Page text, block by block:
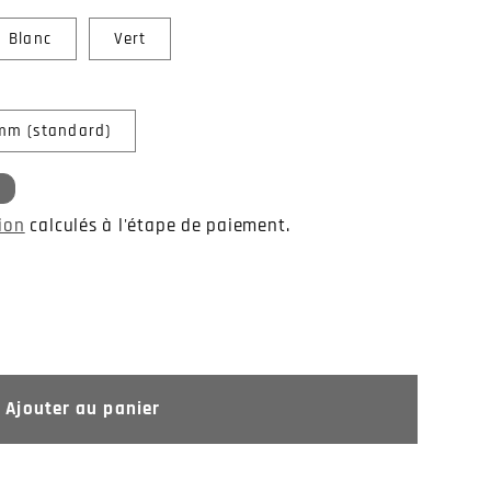
Blanc Vert
(standard)
calculés à l'étape de paiement.
Ajouter au panier